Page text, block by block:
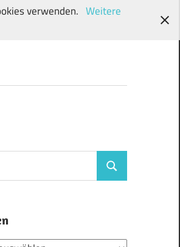
Suchen
verwenden. Weitere